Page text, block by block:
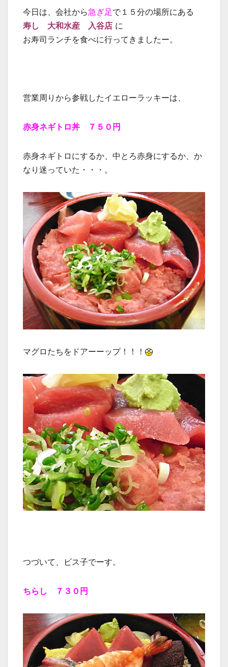
今日は、会社から急ぎ足で１５分の場所にある
寿し 大和水産 入谷店 に
お寿司ランチを食べに行ってきましたー。
営業周りから参戦したイエローラッキーは、
赤身ネギトロ丼 ７５０円
赤身ネギトロにするか、中とろ赤身にするか、か
なり迷っていた・・・。
マグロたちをドアーーップ！！！
つづいて、ビス子でーす。
ちらし ７３０円